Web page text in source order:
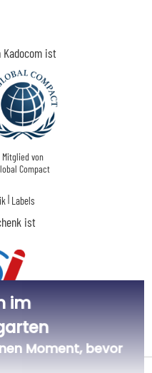
Kadocom ist
Mitglied von
Compact
| Labels
ist
im
Moment, bevor